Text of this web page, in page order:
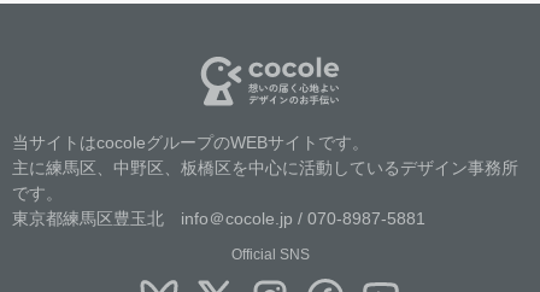
当サイトはcocoleグループのWEBサイトです。
主に練馬区、中野区、板橋区を中心に活動しているデザイン事務所
です。
東京都練馬区豊玉北 info＠cocole.jp / 070-8987-5881
Official SNS